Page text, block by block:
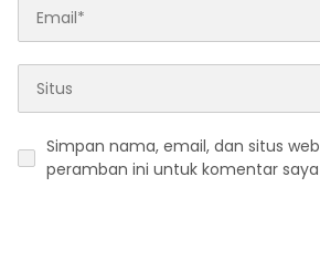
Simpan nama, email, dan situs
peramban ini untuk komentar